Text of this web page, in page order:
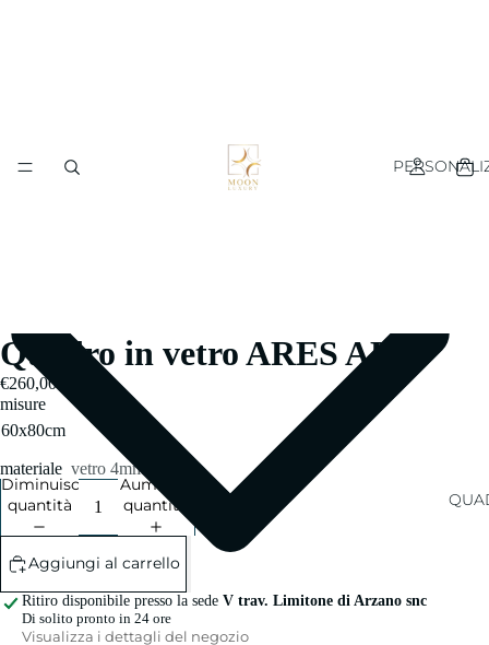
Quadro in vetro ARES ADE
€260,00
misure
materiale vetro 4mm
Diminuisci
quantità
Aumenta
quantità
Aggiungi al carrello
Ritiro disponibile presso la sede V trav. Limitone di Arzano snc
Di solito pronto in 24 ore
Visualizza i dettagli del negozio